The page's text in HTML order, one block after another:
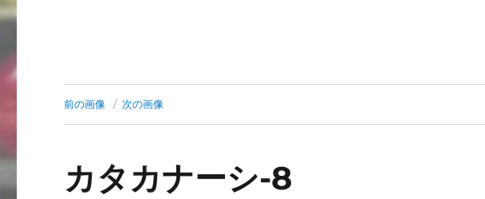
前の画像 次の画像
カタカナーシ-8